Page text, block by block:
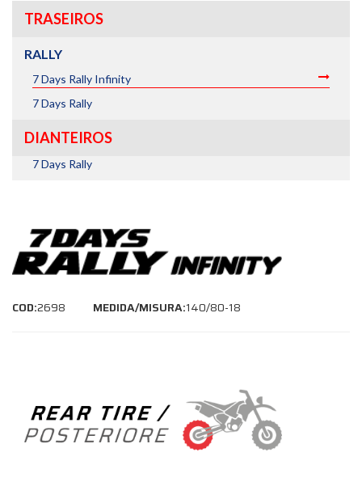
TRASEIROS
RALLY
7 Days Rally Infinity
7 Days Rally
DIANTEIROS
7 Days Rally
COD:2698 MEDIDA/MISURA:140/80-18